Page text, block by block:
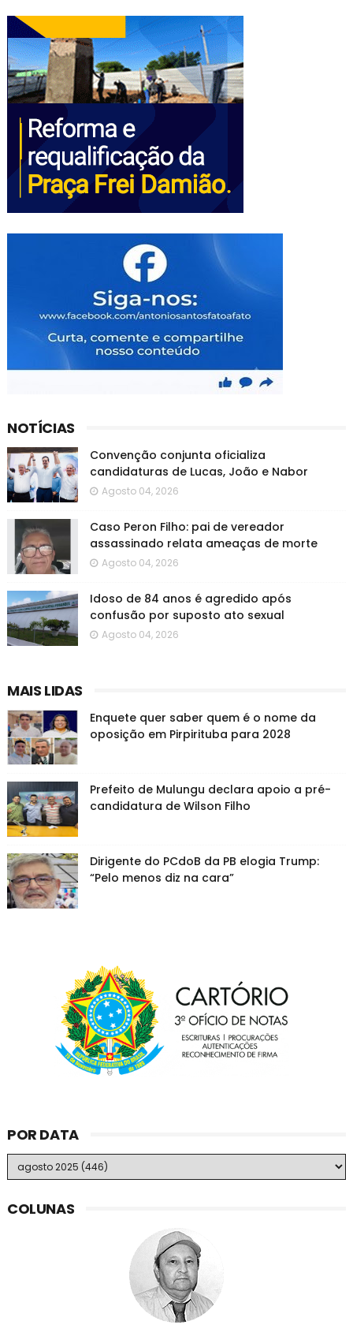
NOTÍCIAS
Convenção conjunta oficializa
candidaturas de Lucas, João e Nabor
Agosto 04, 2026
Caso Peron Filho: pai de vereador
assassinado relata ameaças de morte
Agosto 04, 2026
Idoso de 84 anos é agredido após
confusão por suposto ato sexual
Agosto 04, 2026
MAIS LIDAS
Enquete quer saber quem é o nome da
oposição em Pirpirituba para 2028
Prefeito de Mulungu declara apoio a pré-
candidatura de Wilson Filho
Dirigente do PCdoB da PB elogia Trump:
“Pelo menos diz na cara”
POR DATA
COLUNAS